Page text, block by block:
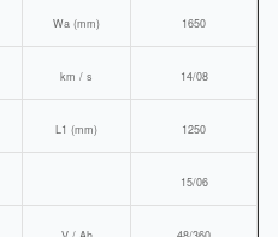
Wa (mm) 1650
km / s 14/08
L1 (mm) 1250
15/06